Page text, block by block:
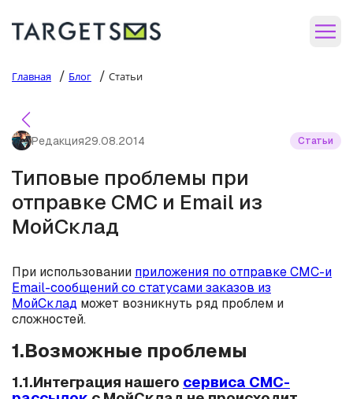
Главная / Блог / Статьи
Редакция29.08.2014 Статьи
Типовые проблемы при
отправке СМС и Email из
МойСклад
При использовании приложения по отправке СМС-и
Email-сообщений со статусами заказов из
МойСклад может возникнуть ряд проблем и
сложностей.
1.Возможные проблемы
1.1.Интеграция нашего сервиса СМС-